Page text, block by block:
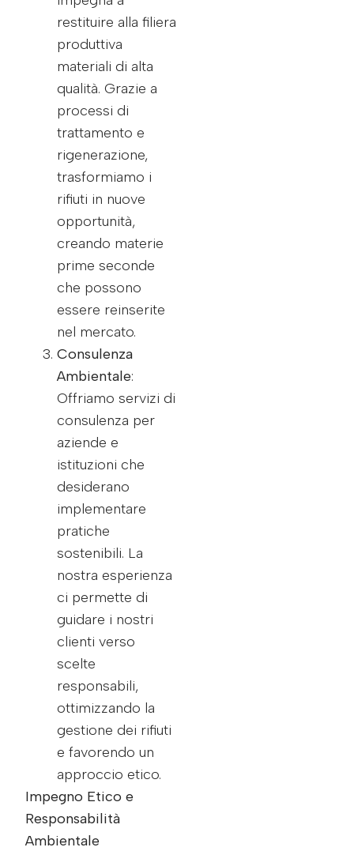
restituire alla filiera
produttiva
materiali di alta
qualità. Grazie a
processi di
trattamento e
rigenerazione,
trasformiamo i
rifiuti in nuove
opportunità,
creando materie
prime seconde
che possono
essere reinserite
nel mercato.
Consulenza
Ambientale:
Offriamo servizi di
consulenza per
aziende e
istituzioni che
desiderano
implementare
pratiche
sostenibili. La
nostra esperienza
ci permette di
guidare i nostri
clienti verso
scelte
responsabili,
ottimizzando la
gestione dei rifiuti
e favorendo un
approccio etico.
Impegno Etico e
Responsabilità
Ambientale